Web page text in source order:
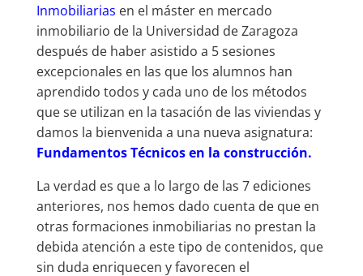
Inmobiliarias en el máster en mercado
inmobiliario de la Universidad de Zaragoza
después de haber asistido a 5 sesiones
excepcionales en las que los alumnos han
aprendido todos y cada uno de los métodos
que se utilizan en la tasación de las viviendas y
damos la bienvenida a una nueva asignatura:
Fundamentos Técnicos en la construcción.
La verdad es que a lo largo de las 7 ediciones
anteriores, nos hemos dado cuenta de que en
otras formaciones inmobiliarias no prestan la
debida atención a este tipo de contenidos, que
sin duda enriquecen y favorecen el